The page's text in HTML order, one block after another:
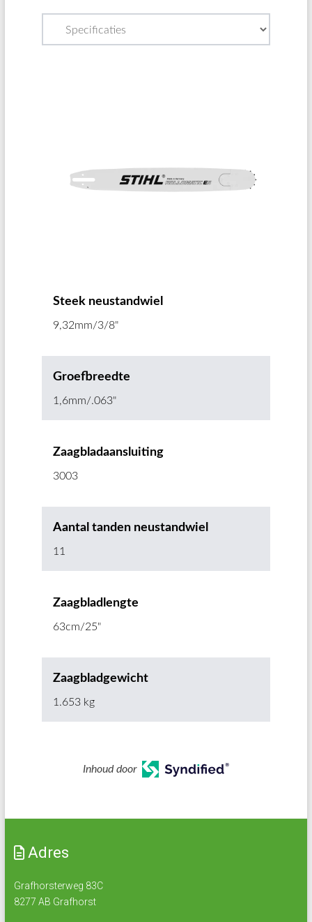
Steek neustandwiel
9,32mm/3/8"
Groefbreedte
1,6mm/.063"
Zaagbladaansluiting
3003
Aantal tanden neustandwiel
11
Zaagbladlengte
63cm/25"
Zaagbladgewicht
1.653 kg
Inhoud door
Adres
Grafhorsterweg 83C
8277 AB Grafhorst